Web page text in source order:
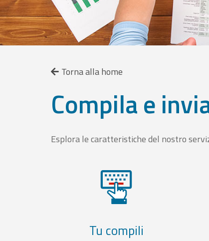
Torna alla home
Compila e
Esplora le caratteristiche del nostro
Tu compili